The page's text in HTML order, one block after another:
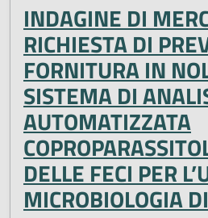
INDAGINE DI
RICHIESTA DI
FORNITURA IN
SISTEMA DI
AUTOMATIZZATA
DELLE FECI PER
MICROBIOLOGIA